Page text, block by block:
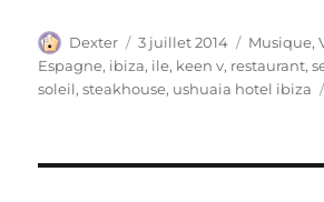
Auteur
Dexter
Publié
le
3 juillet 2014 Musique,
Espagne, ibiza, ile, keen v, restaurant,
soleil,steakhouse, ushuaia hotel ibiza